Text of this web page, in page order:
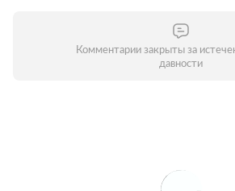
Комментарии закрыты за
давности